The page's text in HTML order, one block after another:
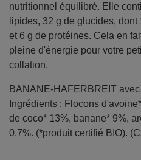
nutritionnel équilibré. Elle
lipides, 32 g de glucides,
et 6 g de protéines. Cela en
pleine d'énergie pour votre
collation.
BANANE-HAFERBREIT
Ingrédients : Flocons
de coco* 13%, banane* 9%,
0,7%. (*produit certifié BIO).